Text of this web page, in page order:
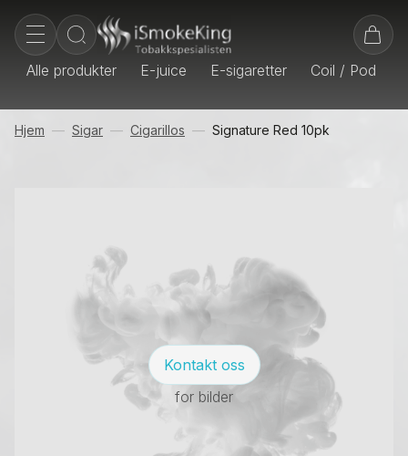
Alle produkter E-juice E-sigaretter Coil / Pod
Hjem Sigar Cigarillos Signature Red 10pk
Kontakt oss
for bilder